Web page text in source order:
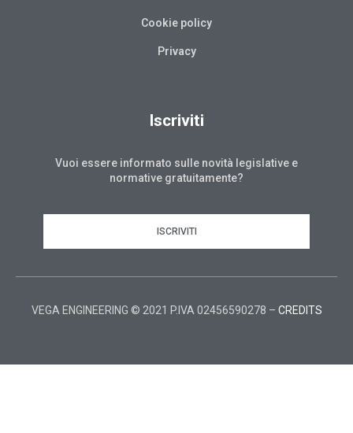
Cookie policy
Privacy
Iscriviti
Vuoi essere informato sulle novità legislative e
normative gratuitamente?
ISCRIVITI
VEGA ENGINEERING © 2021 P.IVA 02456590278 – CREDITS